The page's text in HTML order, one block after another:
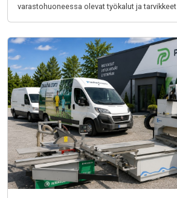
varastohuoneessa olevat työkalut ja tarvikkeet